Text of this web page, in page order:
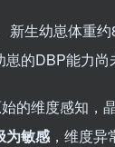
新生幼崽体重
的DBP能力尚
的维度感知，
为敏感，维度异